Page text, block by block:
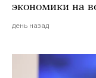
экономики на
день назад